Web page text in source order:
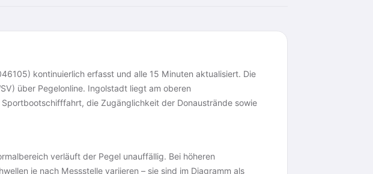
kontinuierlich erfasst und alle 15 Minuten aktualisiert. Die
über Pegelonline. Ingolstadt liegt am oberen
die Zugänglichkeit der Donaustrände sowie
verläuft der Pegel unauffällig. Bei höheren
je nach Messstelle variieren – sie sind im Diagramm als